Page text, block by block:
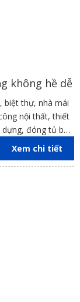
không hề dễ
biệt thự, nhà mái
nội thất, thiết
đóng tủ bếp
Hồ Chí Minh,
Xem chi tiết